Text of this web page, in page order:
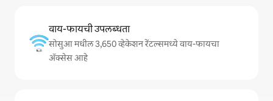
वाय-फायची उपलब्धता
सोसुआ मधील 3,650 व्हेकेशन रेंटल्समध्ये वाय-फायचा
अ‍ॅक्सेस आहे